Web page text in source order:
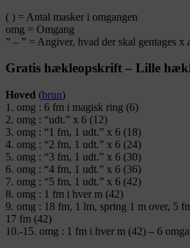
( ) = Antal masker i omgangen
omg = Omgang
” – ” = Angiver, hvad der skal gentages x
Gratis hækleopskrift – Lille
Hoved (brun)
1. omg : 6 fm i magisk ring (6)
2. omg : “udt.” x 6 (12)
3. omg : “1 fm, 1 udt.” x 6 (18)
4. omg : “2 fm, 1 udt.” x 6 (24)
5. omg : “3 fm, 1 udt.” x 6 (30)
6. omg : “4 fm, 1 udt.” x 6 (36)
7. omg : “5 fm, 1 udt.” x 6 (42)
8. omg : 1 fm i hver m (42)
9. omg : 18 fm, 1 lm, spring 1 m over, 5
17 fm (42)
10.-15. omg : 1 fm i hver m (42) – 6